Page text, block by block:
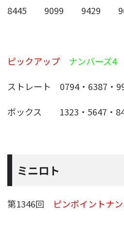
8445 9099 9429
ピックアップ
ナンバーズ4
ストレート 0794・6387・
ボックス 1323・5647・
ミニロト
第1346回 ピンポイントナ